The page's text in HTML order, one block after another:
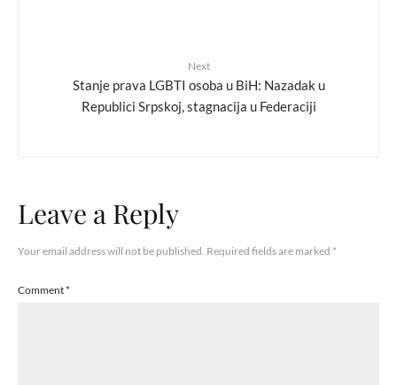
Next
Stanje prava LGBTI osoba u BiH: Nazadak u
Republici Srpskoj, stagnacija u Federaciji
Leave a Reply
Your email address will not be published. Required fields are marked *
Comment*